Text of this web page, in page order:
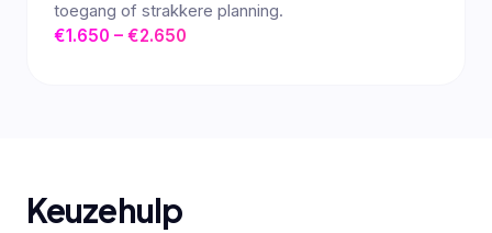
toegang of strakkere planning.
€1.650 – €2.650
Keuzehulp